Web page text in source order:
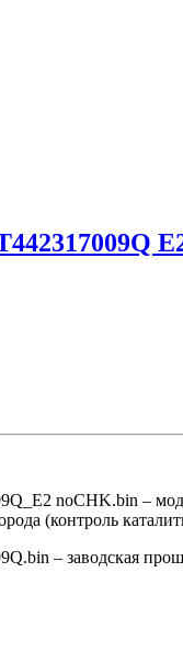
noCHK.bin –
(контроль
– заводская